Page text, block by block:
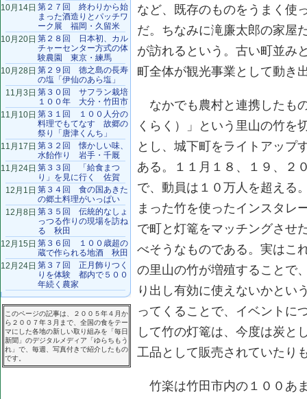
10月14日 第２７回 終わりから始
まった酒造りとパッチワ
ーク展 福岡・久留米
10月20日 第２８回 日本初、カル
チャーセンター方式の体
験農園 東京・練馬
10月28日 第２９回 徳之島の長寿
の塩「伊仙のあら塩」
11月3日 第３０回 サフラン栽培
１００年 大分・竹田市
11月10日 第３１回 １００人分の
料理でもてなす 故郷の
祭り「唐津くんち」
11月17日 第３２回 懐かしい味、
水飴作り 岩手・千厩
11月24日 第３３回 「給食まつ
り」を見に行く 佐賀
12月1日 第３４回 食の国あきた
の郷土料理がいっぱい
12月8日 第３５回 伝統的なしょ
っつる作りの現場を訪ね
る 秋田
12月15日 第３６回 １００歳超の
蔵で作られる地酒 秋田
12月24日 第３７回 正月飾りつく
りを体験 都内で５００
年続く農家
このページの記事は、２００５年４月か
ら２００７年３月まで、全国の食をテー
マにした各地の新しい取り組みを「毎日
新聞」のデジタルメディア「ゆらちもう
れ」で、毎週、写真付きで紹介したもの
です。
など、既存のものをうまく使
だ。ちなみに滝廉太郎の家屋
が訪れるという。古い町並み
町全体が観光事業として動き
なかでも農村と連携したも
くらく）」という里山の竹を
とし、城下町をライトアップ
ある。１１月１８、１９、２
で、動員は１０万人を超える
まった竹を使ったインスタレ
で町と灯篭をマッチングさせ
べそうなものである。実はこ
の里山の竹が増殖することで
り出し有効に使えないかとい
ってくることで、イベントに
して竹の灯篭は、今度は炭と
工品として販売されていたり
竹楽は竹田市内の１００あ